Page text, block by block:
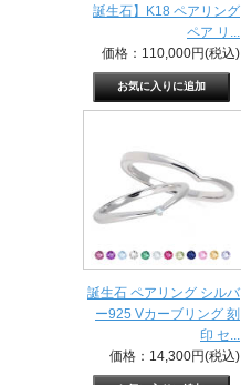
誕生石】K18 ペアリング
ペア リ...
価格：110,000円(税込)
誕生石 ペアリング シルバ
ー925 Vカーブリング 刻
印 セ...
価格：14,300円(税込)